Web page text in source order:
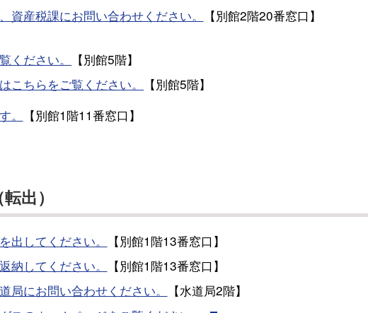
産税課にお問い合わせください。
【別館2階20番窓口】
ください。
【別館5階】
こちらをご覧ください。
【別館5階】
。
【別館1階11番窓口】
出）
出してください。
【別館1階13番窓口】
納してください。
【別館1階13番窓口】
局にお問い合わせください。
【水道局2階】